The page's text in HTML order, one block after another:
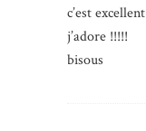
c’est
j’adore !!!!!
bisous